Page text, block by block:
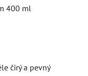
400 ml
čirý a pevný